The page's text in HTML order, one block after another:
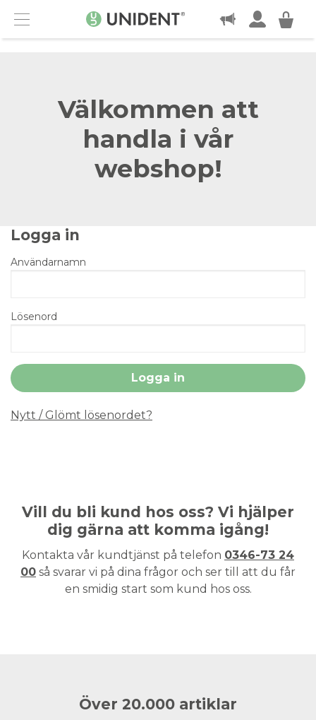
Menu
KONTAKT
Välkommen att
handla i vår
webshop!
Logga in
Användarnamn
Lösenord
Nytt / Glömt lösenordet?
Vill du bli kund hos oss? Vi hjälper
dig gärna att komma igång!
Kontakta vår kundtjänst på telefon 0346-73 24
00 så svarar vi på dina frågor och ser till att du får
en smidig start som kund hos oss.
Över 20.000 artiklar